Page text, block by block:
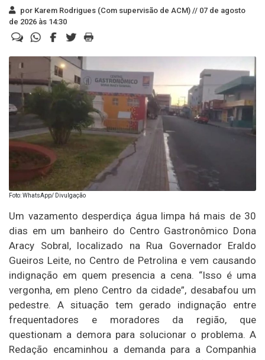
por Karem Rodrigues (Com supervisão de ACM) // 07 de agosto
de 2026 às 14:30
Foto: WhatsApp/ Divulgação
Um vazamento desperdiça água limpa há mais de 30
dias em um banheiro do Centro Gastronômico Dona
Aracy Sobral, localizado na Rua Governador Eraldo
Gueiros Leite, no Centro de Petrolina e vem causando
indignação em quem presencia a cena. “Isso é uma
vergonha, em pleno Centro da cidade”, desabafou um
pedestre. A situação tem gerado indignação entre
frequentadores e moradores da região, que
questionam a demora para solucionar o problema. A
Redação encaminhou a demanda para a Companhia